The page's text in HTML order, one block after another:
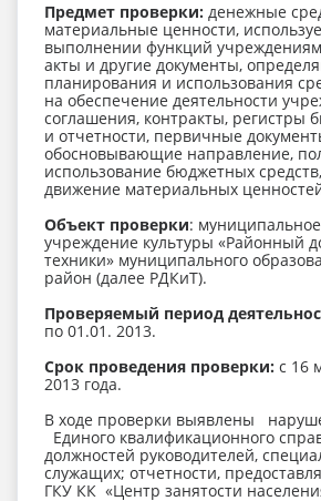
Предмет проверки: денежные
материальные ценности,
выполнении функций
акты и другие документы,
планирования и использования
на обеспечение деятельности
соглашения, контракты, регистры
и отчетности, первичные
обосновывающие направление,
использование бюджетных
движение материальных
Объект проверки:
учреждение культуры «Районный
техники» муниципального
район (далее РДКиТ).
Проверяемый период
по 01.01. 2013.
Срок проведения проверки: с 16
2013 года.
В ходе проверки выявлены
Единого квалификационного
должностей руководителей,
служащих; отчетности,
ГКУ КК «Центр занятости